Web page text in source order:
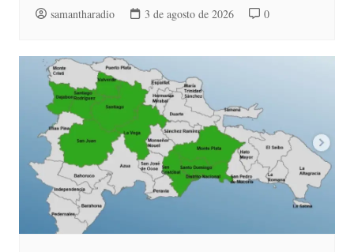
samantharadio 3 de agosto de 2026 0